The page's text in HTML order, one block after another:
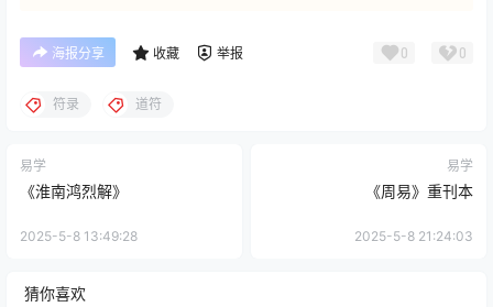
海报分享 收藏 举报 0 0
符录 道符
易学
《淮南鸿烈解》
2025-5-8 13:49:28
易学
《周易》重刊本
2025-5-8 21:24:03
猜你喜欢